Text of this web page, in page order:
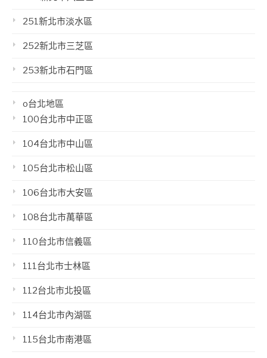
251新北市淡水區
252新北市三芝區
253新北市石門區
o台北地區
100台北市中正區
104台北市中山區
105台北市松山區
106台北市大安區
108台北市萬華區
110台北市信義區
111台北市士林區
112台北市北投區
114台北市內湖區
115台北市南港區